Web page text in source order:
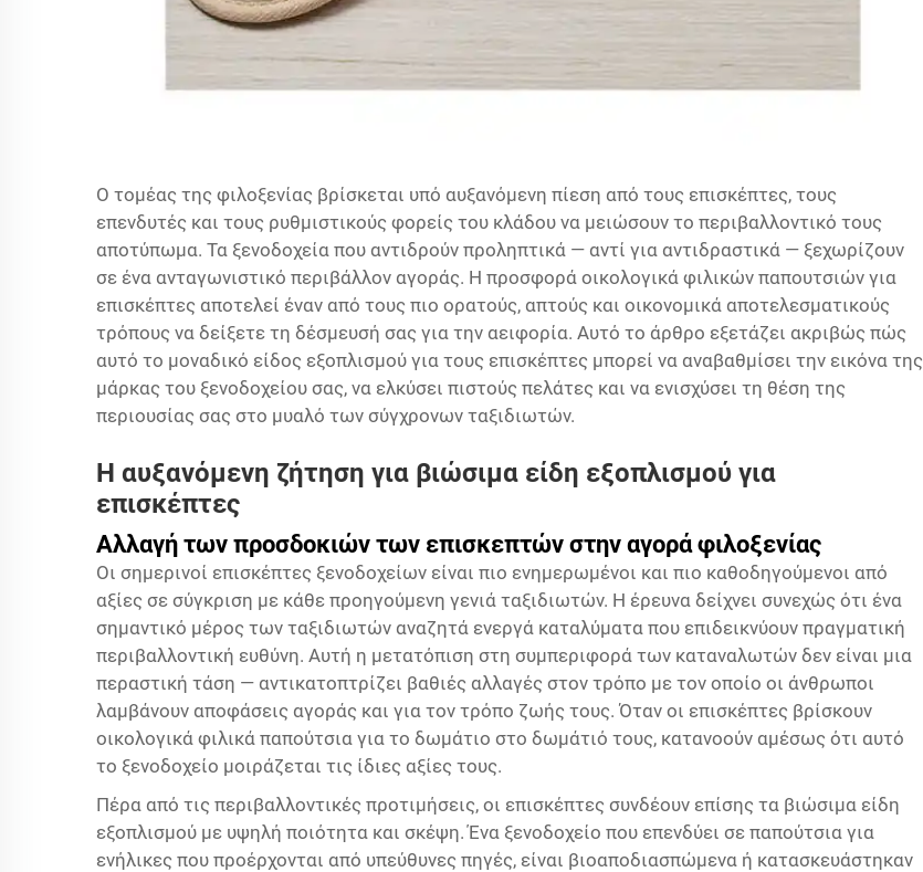
Ο τομέας της φιλοξενίας βρίσκεται υπό αυξανόμενη πίεση από τους επισκέπτες, τους
επενδυτές και τους ρυθμιστικούς φορείς του κλάδου να μειώσουν το περιβαλλοντικό τους
αποτύπωμα. Τα ξενοδοχεία που αντιδρούν προληπτικά — αντί για αντιδραστικά — ξεχωρίζουν
σε ένα ανταγωνιστικό περιβάλλον αγοράς. Η προσφορά οικολογικά φιλικών παπουτσιών για
επισκέπτες αποτελεί έναν από τους πιο ορατούς, απτούς και οικονομικά αποτελεσματικούς
τρόπους να δείξετε τη δέσμευσή σας για την αειφορία. Αυτό το άρθρο εξετάζει ακριβώς πώς
αυτό το μοναδικό είδος εξοπλισμού για τους επισκέπτες μπορεί να αναβαθμίσει την εικόνα της
μάρκας του ξενοδοχείου σας, να ελκύσει πιστούς πελάτες και να ενισχύσει τη θέση της
περιουσίας σας στο μυαλό των σύγχρονων ταξιδιωτών.
Η αυξανόμενη ζήτηση για βιώσιμα είδη εξοπλισμού για
επισκέπτες
Αλλαγή των προσδοκιών των επισκεπτών στην αγορά φιλοξενίας
Οι σημερινοί επισκέπτες ξενοδοχείων είναι πιο ενημερωμένοι και πιο καθοδηγούμενοι από
αξίες σε σύγκριση με κάθε προηγούμενη γενιά ταξιδιωτών. Η έρευνα δείχνει συνεχώς ότι ένα
σημαντικό μέρος των ταξιδιωτών αναζητά ενεργά καταλύματα που επιδεικνύουν πραγματική
περιβαλλοντική ευθύνη. Αυτή η μετατόπιση στη συμπεριφορά των καταναλωτών δεν είναι μια
περαστική τάση — αντικατοπτρίζει βαθιές αλλαγές στον τρόπο με τον οποίο οι άνθρωποι
λαμβάνουν αποφάσεις αγοράς και για τον τρόπο ζωής τους. Όταν οι επισκέπτες βρίσκουν
οικολογικά φιλικά παπούτσια για το δωμάτιο στο δωμάτιό τους, κατανοούν αμέσως ότι αυτό
το ξενοδοχείο μοιράζεται τις ίδιες αξίες τους.
Πέρα από τις περιβαλλοντικές προτιμήσεις, οι επισκέπτες συνδέουν επίσης τα βιώσιμα είδη
εξοπλισμού με υψηλή ποιότητα και σκέψη. Ένα ξενοδοχείο που επενδύει σε παπούτσια για
ενήλικες που προέρχονται από υπεύθυνες πηγές, είναι βιοαποδιασπώμενα ή κατασκευάστηκαν